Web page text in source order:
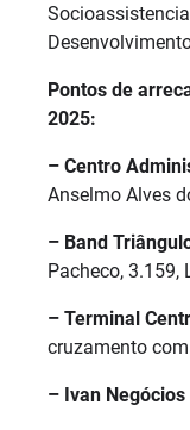
Pontos de
2025:
– Centro
Anselmo Alves
– Band
Pacheco, 3.159,
– Terminal
cruzamento
– Ivan